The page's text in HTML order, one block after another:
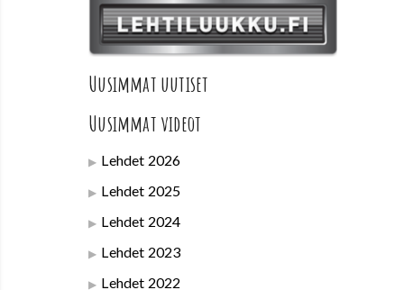
Uusimmat uutiset
Uusimmat videot
Lehdet 2026
Lehdet 2025
Lehdet 2024
Lehdet 2023
Lehdet 2022